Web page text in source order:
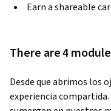
Earn a shareable
There are 4
Desde que abrimos los
experiencia